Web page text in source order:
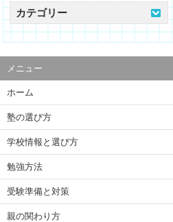
カテゴリー
メニュー
ホーム
塾の選び方
学校情報と選び方
勉強方法
受験準備と対策
親の関わり方